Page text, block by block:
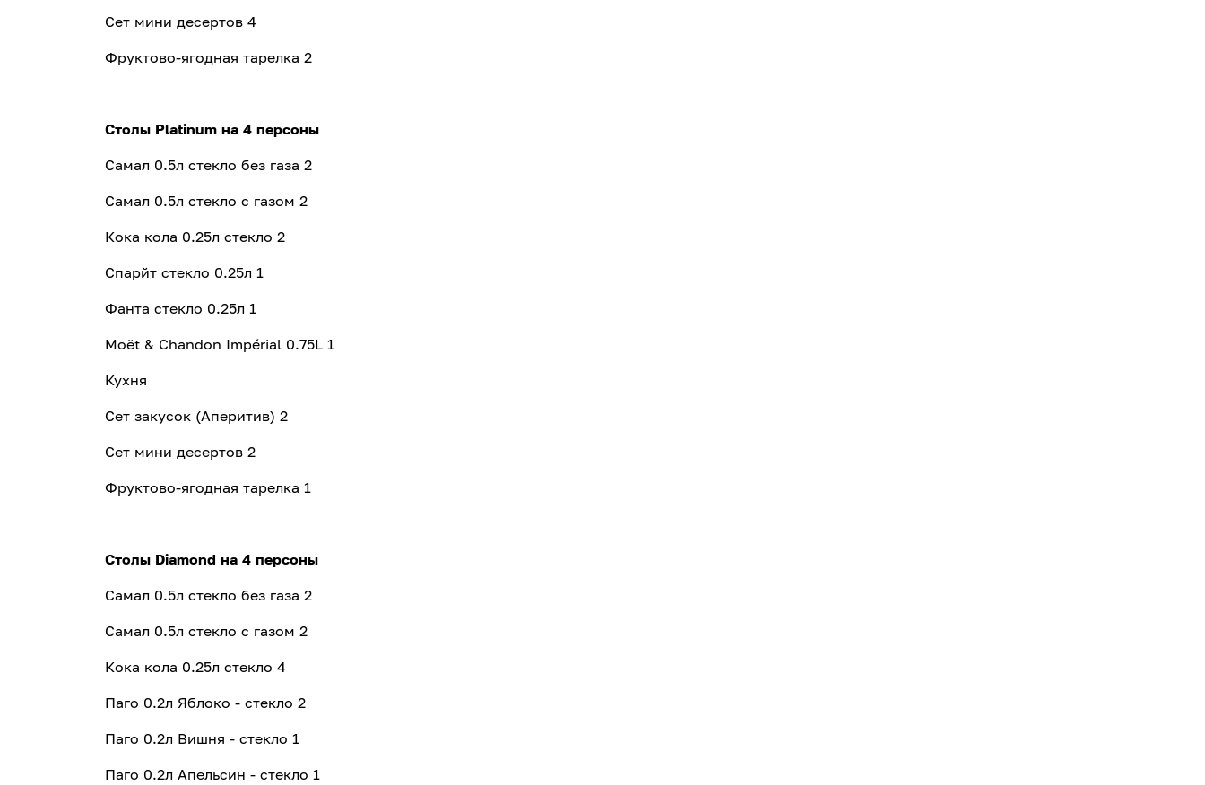
Сет мини десертов 4
Фруктово-ягодная тарелка 2
Столы Platinum на 4 персоны
Самал 0.5л стекло без газа 2
Самал 0.5л стекло с газом 2
Кока кола 0.25л стекло 2
Спарйт cтекло 0.25л 1
Фанта cтекло 0.25л 1
Moёt & Chandon Impérial 0.75L 1
Кухня
Сет закусок (Аперитив) 2
Сет мини десертов 2
Фруктово-ягодная тарелка 1
Столы Diamond на 4 персоны
Самал 0.5л стекло без газа 2
Самал 0.5л стекло с газом 2
Кока кола 0.25л стекло 4
Паго 0.2л Яблоко - стекло 2
Паго 0.2л Вишня - стекло 1
Паго 0.2л Апельсин - стекло 1